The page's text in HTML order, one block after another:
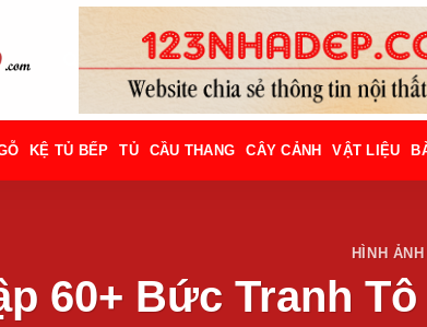
KỆ TỦ BẾP TỦ CẦU THANG CÂY CẢNH VẬT LIỆU
HÌNH
60+ Bức Tranh